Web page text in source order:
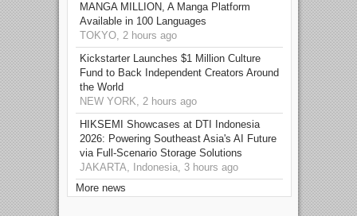
MANGA MILLION, A Manga Platform
Available in 100 Languages
TOKYO, 2 hours ago
Kickstarter Launches $1 Million Culture
Fund to Back Independent Creators Around
the World
NEW YORK, 2 hours ago
HIKSEMI Showcases at DTI Indonesia
2026: Powering Southeast Asia's AI Future
via Full‑Scenario Storage Solutions
JAKARTA, Indonesia, 3 hours ago
More news